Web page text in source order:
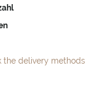
the delivery methods